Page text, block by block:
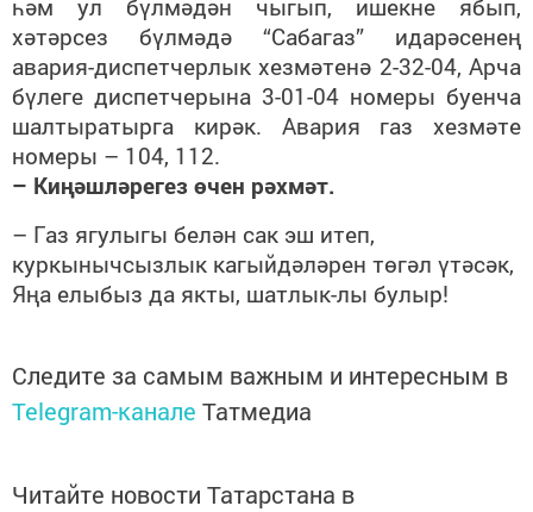
һәм ул бүлмәдән чыгып, ишекне ябып,
хәтәрсез бүлмәдә “Сабагаз” идарәсенең
авария-диспетчерлык хезмәтенә 2-32-04, Арча
бүлеге диспетчерына 3-01-04 номеры буенча
шалтыратырга кирәк. Авария газ хезмәте
номеры – 104, 112.
– Киңәшләрегез өчен рәхмәт.
– Газ ягулыгы белән сак эш итеп,
куркынычсызлык кагыйдәләрен төгәл үтәсәк,
Яңа елыбыз да якты, шатлык-лы булыр!
Следите за самым важным и интересным в
Telegram-канале Татмедиа
Читайте новости Татарстана в